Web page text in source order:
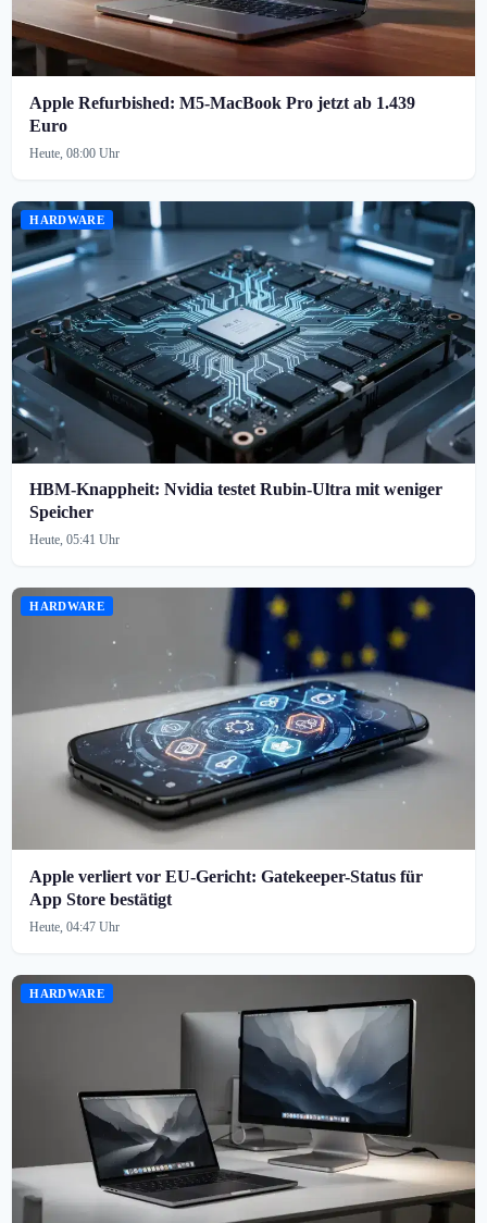
Apple Refurbished: M5-MacBook Pro jetzt ab 1.439
Euro
Heute, 08:00 Uhr
HARDWARE
HBM-Knappheit: Nvidia testet Rubin-Ultra mit weniger
Speicher
Heute, 05:41 Uhr
HARDWARE
Apple verliert vor EU-Gericht: Gatekeeper-Status für
App Store bestätigt
Heute, 04:47 Uhr
HARDWARE